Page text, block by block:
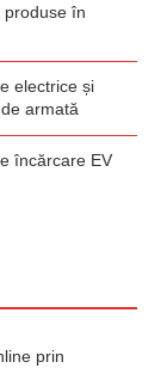
produse în
electrice și
armată
încărcare EV
prin